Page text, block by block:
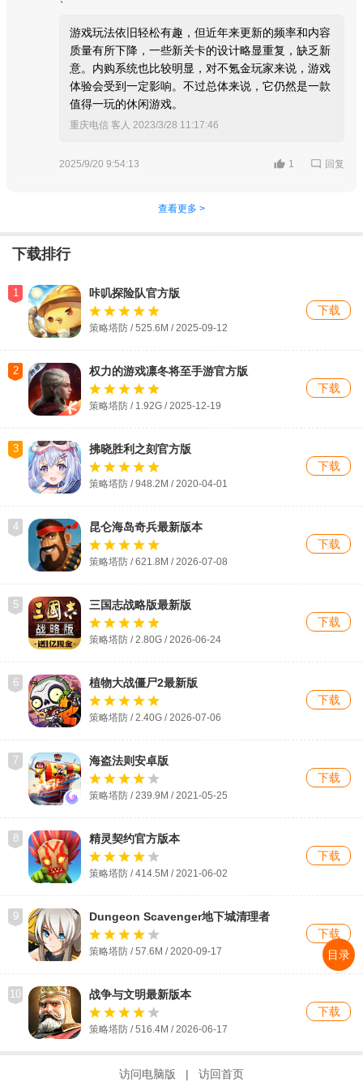
游戏玩法依旧轻松有趣，但近年来更新的频率和内容
质量有所下降，一些新关卡的设计略显重复，缺乏新
意。内购系统也比较明显，对不氪金玩家来说，游戏
体验会受到一定影响。不过总体来说，它仍然是一款
值得一玩的休闲游戏。
重庆电信 客人 2023/3/28 11:17:46
2025/9/20 9:54:13 1 回复
查看更多 >
下载排行
1 咔叽探险队官方版
策略塔防 / 525.6M / 2025-09-12
下载
2 权力的游戏凛冬将至手游官方版
策略塔防 / 1.92G / 2025-12-19
下载
3 拂晓胜利之刻官方版
策略塔防 / 948.2M / 2020-04-01
下载
4 昆仑海岛奇兵最新版本
策略塔防 / 621.8M / 2026-07-08
下载
5 三国志战略版最新版
策略塔防 / 2.80G / 2026-06-24
下载
6 植物大战僵尸2最新版
策略塔防 / 2.40G / 2026-07-06
下载
7 海盗法则安卓版
策略塔防 / 239.9M / 2021-05-25
下载
8 精灵契约官方版本
策略塔防 / 414.5M / 2021-06-02
下载
9 Dungeon Scavenger地下城清理者
策略塔防 / 57.6M / 2020-09-17
下载
10 战争与文明最新版本
策略塔防 / 516.4M / 2026-06-17
下载
访问电脑版 | 访回首页
目录